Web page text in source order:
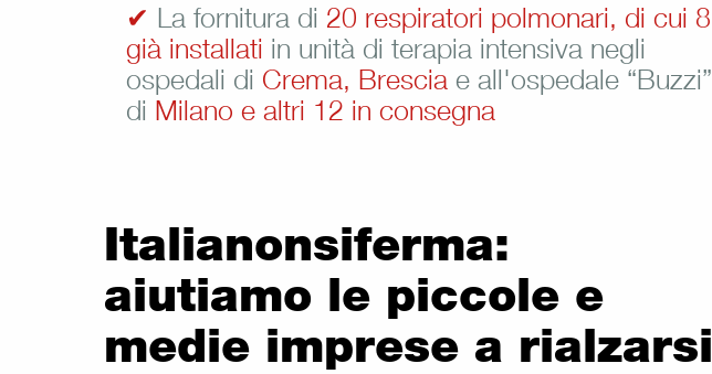
✔ La fornitura di 20 respiratori polmonari, di cui 8
già installati in unità di terapia intensiva negli
ospedali di Crema, Brescia e all'ospedale “Buzzi”
di Milano e altri 12 in consegna
Italianonsiferma:
aiutiamo le piccole e
medie imprese a rialzarsi